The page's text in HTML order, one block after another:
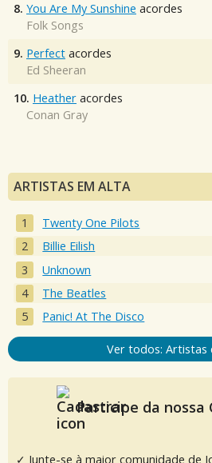
8. You Are My Sunshine acordes
Folk Songs
9. Perfect acordes
Ed Sheeran
10. Heather acordes
Conan Gray
ARTISTAS EM ALTA
Twenty One Pilots
Billie Eilish
Unknown
The Beatles
Panic! At The Disco
Ver todos: Artistas
Participe da nossa
✓ Junte-se à maior comunidade de